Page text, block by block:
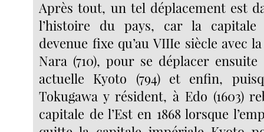
Après tout, un tel déplacement est
l’histoire du pays, car la capitale
devenue fixe qu’au VIIIe siècle avec
Nara (710), pour se déplacer
actuelle Kyoto (794) et enfin,
Tokugawa y résident, à Edo (1603)
capitale de l’Est en 1868 lorsque